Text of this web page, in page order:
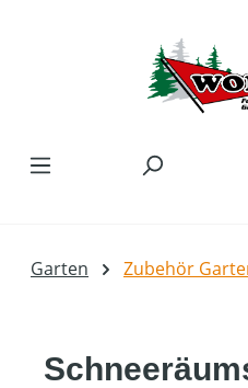
Garten Zubehör